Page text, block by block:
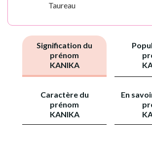
Taureau
Signification du
prénom
KANIKA
Caractère du
prénom
KANIKA
En